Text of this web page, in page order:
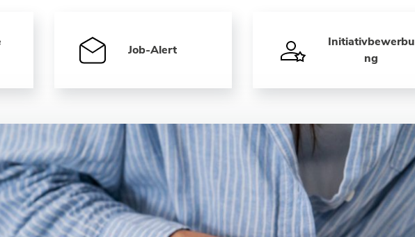
Job-Alert
Initiativbewerbu
ng